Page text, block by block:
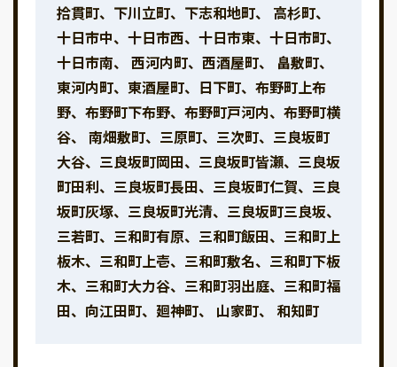
拾貫町、下川立町、下志和地町、 高杉町、
十日市中、十日市西、十日市東、十日市町、
十日市南、 西河内町、西酒屋町、 畠敷町、
東河内町、東酒屋町、日下町、布野町上布
野、布野町下布野、布野町戸河内、布野町横
谷、 南畑敷町、三原町、三次町、三良坂町
大谷、三良坂町岡田、三良坂町皆瀬、三良坂
町田利、三良坂町長田、三良坂町仁賀、三良
坂町灰塚、三良坂町光清、三良坂町三良坂、
三若町、三和町有原、三和町飯田、三和町上
板木、三和町上壱、三和町敷名、三和町下板
木、三和町大力谷、三和町羽出庭、三和町福
田、向江田町、廻神町、 山家町、 和知町